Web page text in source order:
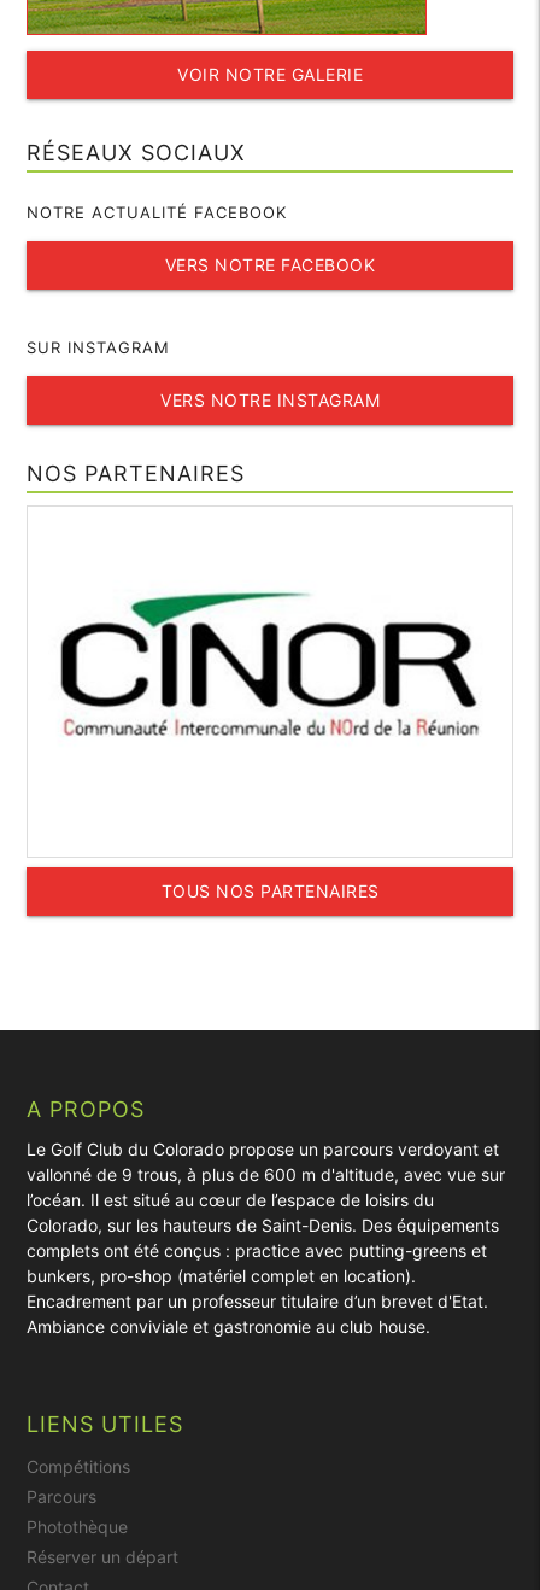
VOIR NOTRE GALERIE
RÉSEAUX SOCIAUX
NOTRE ACTUALITÉ FACEBOOK
VERS NOTRE FACEBOOK
SUR INSTAGRAM
VERS NOTRE INSTAGRAM
NOS PARTENAIRES
TOUS NOS PARTENAIRES
A PROPOS
Le Golf Club du Colorado propose un parcours verdoyant et
vallonné de 9 trous, à plus de 600 m d'altitude, avec vue sur
l’océan. Il est situé au cœur de l’espace de loisirs du
Colorado, sur les hauteurs de Saint-Denis. Des équipements
complets ont été conçus : practice avec putting-greens et
bunkers, pro-shop (matériel complet en location).
Encadrement par un professeur titulaire d’un brevet d'Etat.
Ambiance conviviale et gastronomie au club house.
LIENS UTILES
Compétitions
Parcours
Photothèque
Réserver un départ